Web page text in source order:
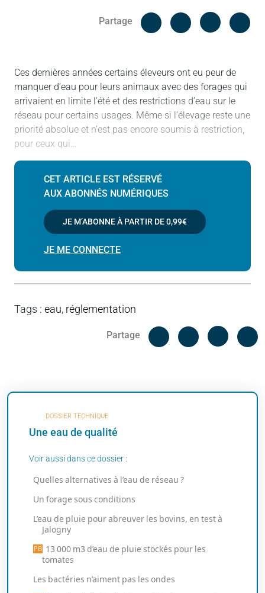
Partage
Facebook
Ces dernières années certains éleveurs ont eu peur de
manquer d’eau pour leurs animaux avec des forages qui
arrivaient en limite l’été et des restrictions d’eau sur le
réseau pour certains usages. Même si l’élevage reste une
priorité absolue et n’est pas encore soumis à restriction,
pour ceux qui…
CET ARTICLE EST RÉSERVÉ
AUX ABONNÉS NUMÉRIQUES
JE M’ABONNE À PARTIR DE0,99€
JE ME CONNECTE
Tags : eau, réglementation
Partage
Facebook
DOSSIER TECHNIQUE
Une eau de qualité
Voir aussi dans ce dossier :
Quelles alternatives à l’eau de réseau ?
Un forage sous conditions
L’eau de pluie pour abreuver les bovins, en test à
Jalogny
13 000 m3 d’eau de pluie stockés pour les
tomates
Les bactéries n’aiment pas les ondes